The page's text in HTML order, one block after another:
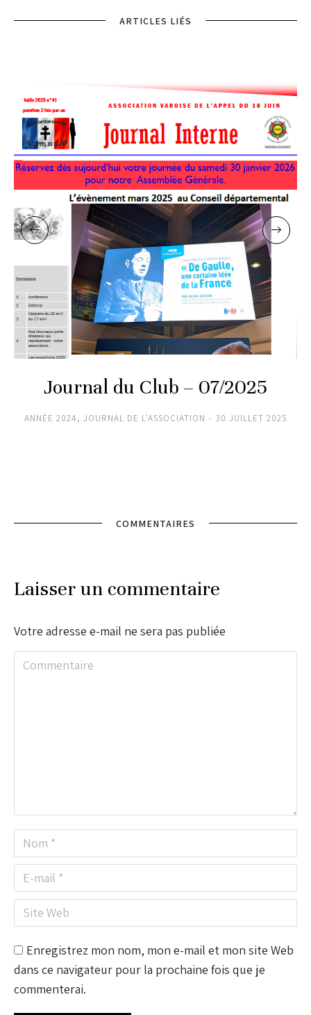
ARTICLES LIÉS
Journal du Club – 07/2025
ANNÉE 2024, JOURNAL DE L'ASSOCIATION 30 JUILLET 2025
COMMENTAIRES
Laisser un commentaire
Votre adresse e-mail ne sera pas publiée
Commentaire
Nom *
E-mail *
Site Web
Enregistrez mon nom, mon e-mail et mon site Web
dans ce navigateur pour la prochaine fois que je
commenterai.